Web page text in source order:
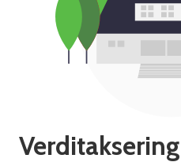
Verditaksering